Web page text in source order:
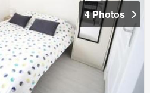
4 Photos